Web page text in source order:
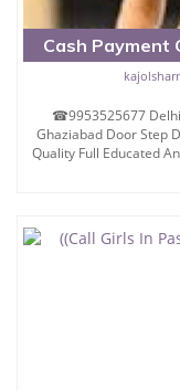
Cash Payment
☎9953525677
Ghaziabad Door Step
Quality Full Educated